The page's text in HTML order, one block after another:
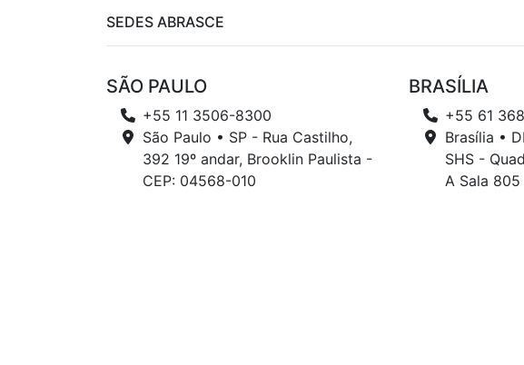
SEDES ABRASCE
SÃO PAULO
+55 11 3506-8300
São Paulo • SP - Rua Castilho,
392 19º andar, Brooklin Paulista -
CEP: 04568-010
BRASÍLIA
+55 61
Brasília •
SHS -
A Sala